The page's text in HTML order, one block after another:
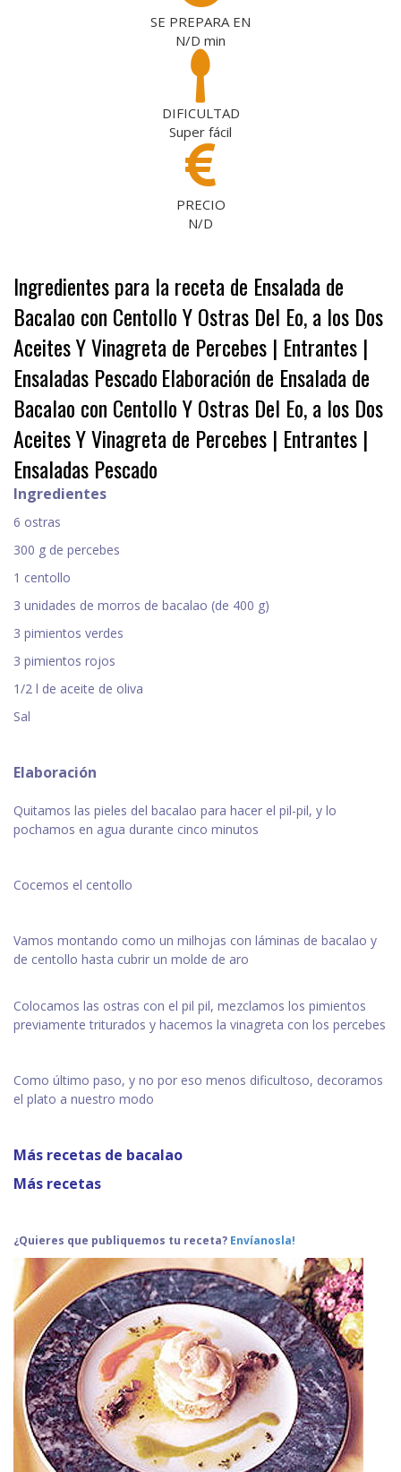
SE PREPARA EN
N/D min
DIFICULTAD
Super fácil
PRECIO
N/D
Ingredientes para la receta de Ensalada de
Bacalao con Centollo Y Ostras Del Eo, a los Dos
Aceites Y Vinagreta de Percebes | Entrantes |
Ensaladas PescadoElaboración de Ensalada de
Bacalao con Centollo Y Ostras Del Eo, a los Dos
Aceites Y Vinagreta de Percebes | Entrantes |
Ensaladas Pescado
Ingredientes
6 ostras
300 g de percebes
1 centollo
3 unidades de morros de bacalao (de 400 g)
3 pimientos verdes
3 pimientos rojos
1/2 l de aceite de oliva
Sal
Elaboración
Quitamos las pieles del bacalao para hacer el pil-pil, y lo
pochamos en agua durante cinco minutos
Cocemos el centollo
Vamos montando como un milhojas con láminas de bacalao y
de centollo hasta cubrir un molde de aro
Colocamos las ostras con el pil pil, mezclamos los pimientos
previamente triturados y hacemos la vinagreta con los percebes
Como último paso, y no por eso menos dificultoso, decoramos
el plato a nuestro modo
Más recetas de bacalao
Más recetas
¿Quieres que publiquemos tu receta? Envíanosla!